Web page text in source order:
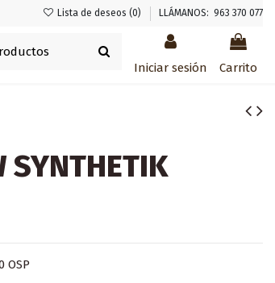
Lista de deseos (0) LLÁMANOS: 963 370 077
Iniciar sesión Carrito
SYNTHETIK
OSP